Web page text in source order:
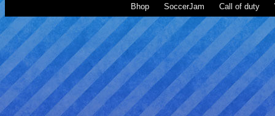
Bhop SoccerJam Call of duty